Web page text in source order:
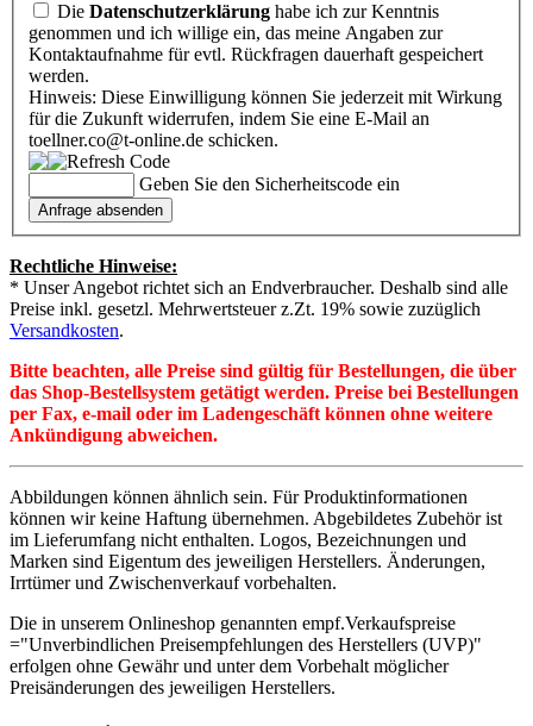
Die Datenschutzerklärung habe ich zur Kenntnis
genommen und ich willige ein, das meine Angaben zur
Kontaktaufnahme für evtl. Rückfragen dauerhaft gespeichert
werden.
Hinweis: Diese Einwilligung können Sie jederzeit mit Wirkung
für die Zukunft widerrufen, indem Sie eine E-Mail an
toellner.co@t-online.de schicken.
Geben Sie den Sicherheitscode ein
Rechtliche Hinweise:
* Unser Angebot richtet sich an Endverbraucher. Deshalb sind alle
Preise inkl. gesetzl. Mehrwertsteuer z.Zt. 19% sowie zuzüglich
Versandkosten.
Bitte beachten, alle Preise sind gültig für Bestellungen, die über
das Shop-Bestellsystem getätigt werden. Preise bei Bestellungen
per Fax, e-mail oder im Ladengeschäft können ohne weitere
Ankündigung abweichen.
Abbildungen können ähnlich sein. Für Produktinformationen
können wir keine Haftung übernehmen. Abgebildetes Zubehör ist
im Lieferumfang nicht enthalten. Logos, Bezeichnungen und
Marken sind Eigentum des jeweiligen Herstellers. Änderungen,
Irrtümer und Zwischenverkauf vorbehalten.
Die in unserem Onlineshop genannten empf.Verkaufspreise
="Unverbindlichen Preisempfehlungen des Herstellers (UVP)"
erfolgen ohne Gewähr und unter dem Vorbehalt möglicher
Preisänderungen des jeweiligen Herstellers.